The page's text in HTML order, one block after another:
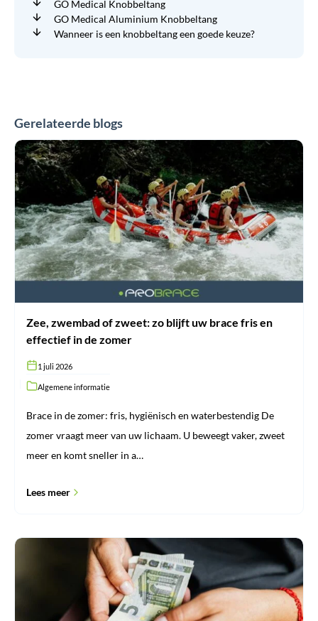
GO Medical Knobbeltang
GO Medical Aluminium Knobbeltang
Wanneer is een knobbeltang een goede keuze?
Gerelateerde blogs
Zee,
zwembad
zweet:
zo
blijft
uw
brace
fris
en
effectief
in
zomer
Zee, zwembad of zweet: zo blijft uw brace fris en
effectief in de zomer
1 juli 2026
Algemene informatie
Brace in de zomer: fris, hygiënisch en waterbestendig De
zomer vraagt meer van uw lichaam. U beweegt vaker, zweet
meer en komt sneller in a…
Lees meer
aanbiedt